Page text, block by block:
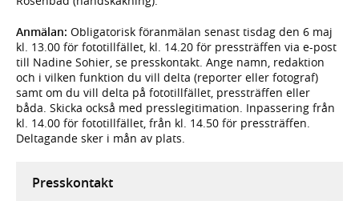
Anmälan: Obligatorisk föranmälan senast tisdag den 6 maj
kl. 13.00 för fototillfället, kl. 14.20 för pressträffen via e-post
till Nadine Sohier, se presskontakt. Ange namn, redaktion
och i vilken funktion du vill delta (reporter eller fotograf)
samt om du vill delta på fototillfället, pressträffen eller
båda. Skicka också med presslegitimation. Inpassering från
kl. 14.00 för fototillfället, från kl. 14.50 för pressträffen.
Deltagande sker i mån av plats.
Presskontakt